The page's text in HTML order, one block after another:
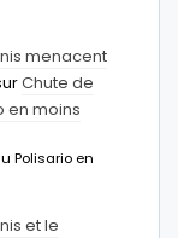
menacent
Chute de
en moins
Polisario en
et le